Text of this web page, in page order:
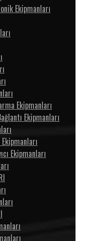
Ekipmanları
Ekipmanları
Ekipmanları
Ekipmanları